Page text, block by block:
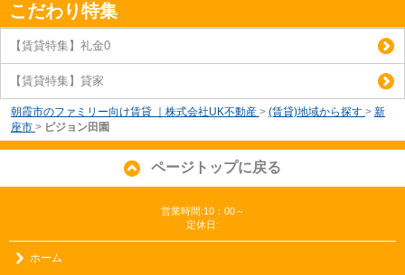
こだわり特集
【賃貸特集】礼金0
【賃貸特集】貸家
朝霞市のファミリー向け賃貸 ｜株式会社UK不動産 > (賃貸)地域から探す > 新
座市 > ピジョン田園
ページトップに戻る
営業時間:10：00～
定休日:
ホーム